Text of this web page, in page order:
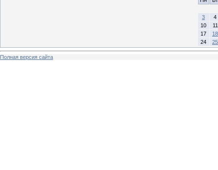
3
4
10
11
17
18
24
25
Полная версия сайта